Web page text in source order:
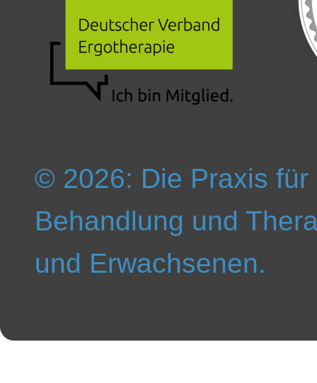
© 2026: Die Praxis für
Behandlung und
und Erwachsenen.